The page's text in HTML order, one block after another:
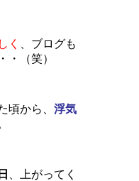
く
、ブログも
・（笑）
頃から、 浮気
、上がってく